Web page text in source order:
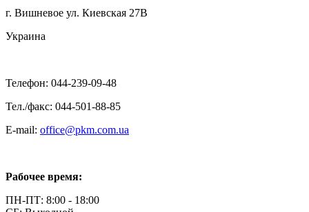
г. Вишневое ул. Киевская 27В
Украина
Телефон: 044-239-09-48
Тел./факс: 044-501-88-85
E-mail: office@pkm.com.ua
Рабочее время:
ПН-ПТ: 8:00 - 18:00